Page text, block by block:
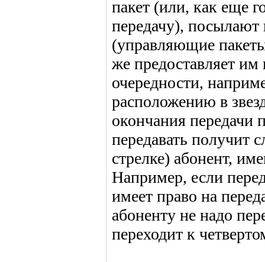
пакет (или, как еще
передачу), посылают
(управляющие
же предоставляет им
очередности,
расположению в
окончания передачи
передавать получит
стрелке) абонент,
Например, если
имеет право на
абоненту не надо
переходит к